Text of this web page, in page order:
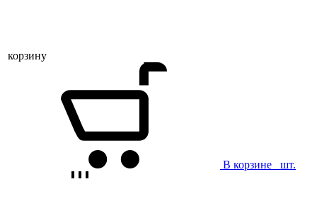
корзину
В корзине шт.